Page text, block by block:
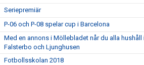
Seriepremiär
P-06 och P-08 spelar cup i Barcelona
Med en annons i Möllebladet når du alla hushåll
Falsterbo och Ljunghusen
Fotbollsskolan 2018